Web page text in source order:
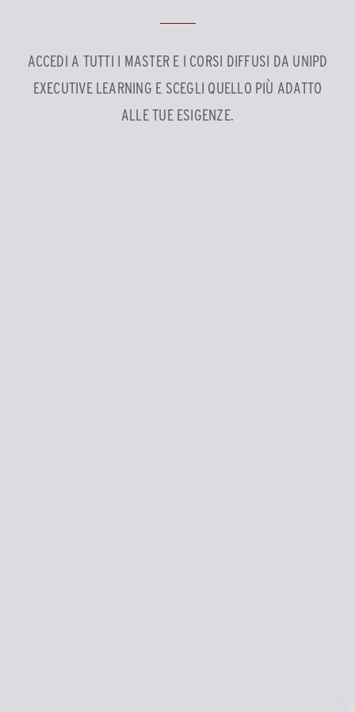
ACCEDI A TUTTI I MASTER E I CORSI DIFFUSI DA UNIPD
EXECUTIVE LEARNING E SCEGLI QUELLO PIÙ ADATTO
ALLE TUE ESIGENZE.